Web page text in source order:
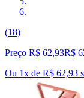
(18)
Preço R$ 62,93R$
Ou 1x de R$ 62,93